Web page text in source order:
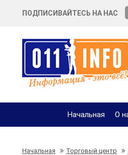
ПОДПИСИВАЙТЕСЬ НА НАС
Начальная О
Начальная Торговый центр